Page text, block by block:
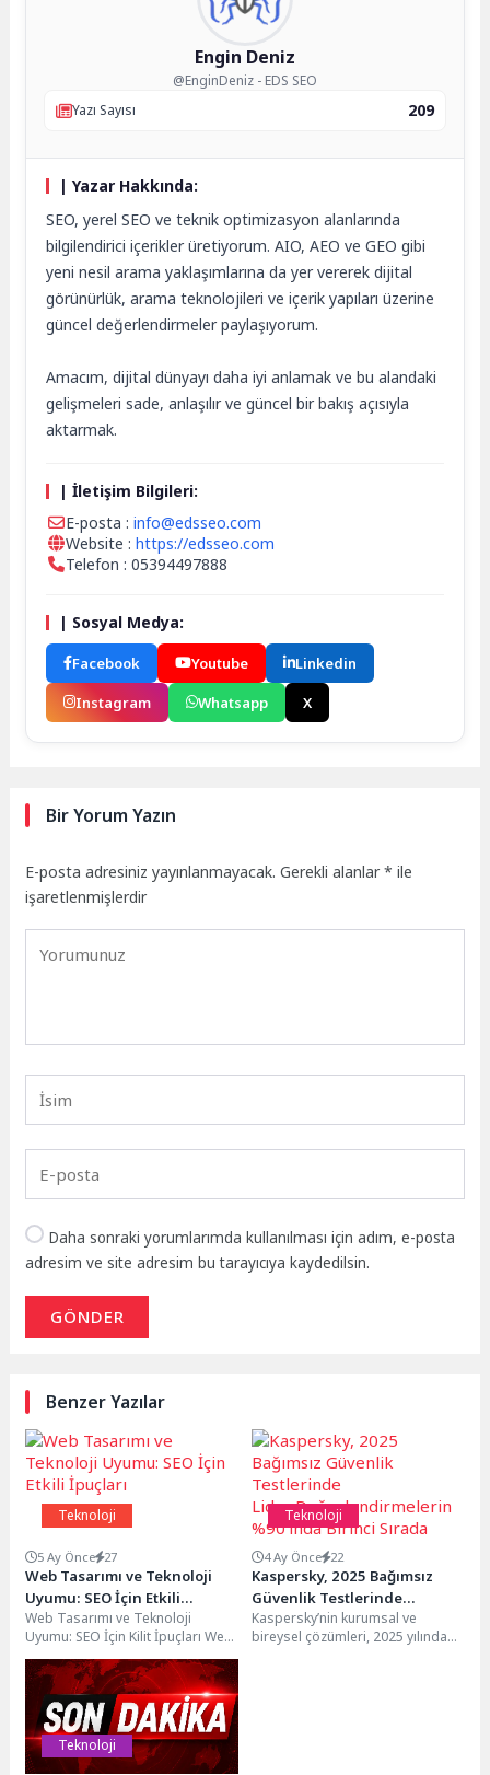
Engin Deniz
@EnginDeniz - EDS SEO
Yazı Sayısı
209
| Yazar Hakkında:
SEO, yerel SEO ve teknik optimizasyon alanlarında
bilgilendirici içerikler üretiyorum. AIO, AEO ve GEO gibi
yeni nesil arama yaklaşımlarına da yer vererek dijital
görünürlük, arama teknolojileri ve içerik yapıları üzerine
güncel değerlendirmeler paylaşıyorum.
Amacım, dijital dünyayı daha iyi anlamak ve bu alandaki
gelişmeleri sade, anlaşılır ve güncel bir bakış açısıyla
aktarmak.
| İletişim Bilgileri:
E-posta :info@edsseo.com
Website :https://edsseo.com
Telefon : 05394497888
| Sosyal Medya:
Facebook Youtube
Linkedin
Instagram
Whatsapp X
Bir Yorum Yazın
E-posta adresiniz yayınlanmayacak. Gerekli alanlar* ile
işaretlenmişlerdir
Daha sonraki yorumlarımda kullanılması için adım, e-posta
adresim ve site adresim bu tarayıcıya kaydedilsin.
GÖNDER
Benzer Yazılar
Teknoloji
5 Ay Önce 27
Web Tasarımı ve Teknoloji
Uyumu: SEO İçin Etkili
İpuçları
Web Tasarımı ve Teknoloji
Uyumu: SEO İçin Kilit İpuçları Web
sitenizin hızı, SEO performansınızı
önemli...
Teknoloji
4 Ay Önce 22
Kaspersky, 2025 Bağımsız
Güvenlik Testlerinde
Lider:Değerlendirmelerin
%90’ında Birinci Sırada
Kaspersky’nin kurumsal ve
bireysel çözümleri, 2025 yılında
Teknoloji